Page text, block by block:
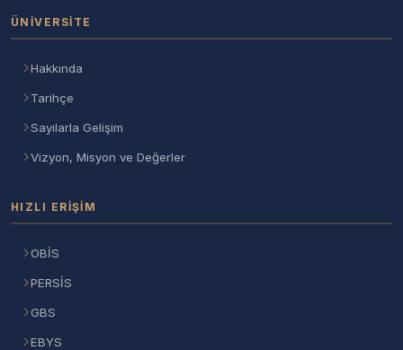
ÜNIVERSITE
Hakkında
Tarihçe
Sayılarla Gelişim
Vizyon, Misyon ve Değerler
HIZLI ERIŞIM
OBİS
PERSİS
GBS
EBYS